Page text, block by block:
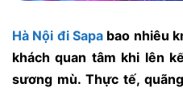
Hà Nội đi Sapa bao nhiêu
khách quan tâm khi lên
sương mù. Thực tế,